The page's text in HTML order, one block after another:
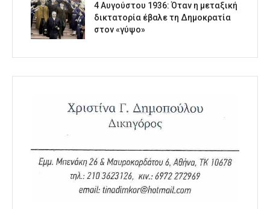
4 Αυγούστου 1936: Όταν η μεταξική
δικτατορία έβαλε τη Δημοκρατία
στον «γύψο»